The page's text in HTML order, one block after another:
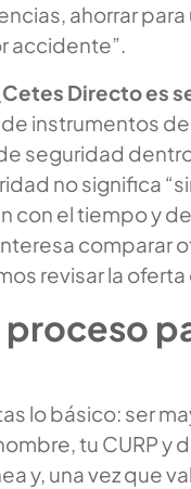
ahorrar
accidente”.
Directo es
instrumentos
seguridad
no significa
con el tiempo y
comparar
revisar la oferta
lo básico: ser
tu CURP y
y, una vez que